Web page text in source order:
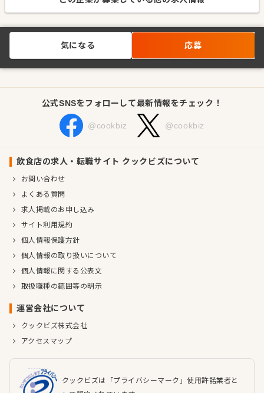
気になる 応募
公式SNSをフォローして最新情報をチェック！
@cookbiz @cookbiz
飲食店の求人・転職サイト クックビズについて
お問い合わせ
よくある質問
求人掲載のお申し込み
サイト利用規約
個人情報保護方針
個人情報の取り扱いについて
個人情報に関する公表文
取扱職種の範囲等の明示
運営会社について
クックビズ株式会社
アクセスマップ
クックビズは「プライバシーマーク」使用許諾業者と